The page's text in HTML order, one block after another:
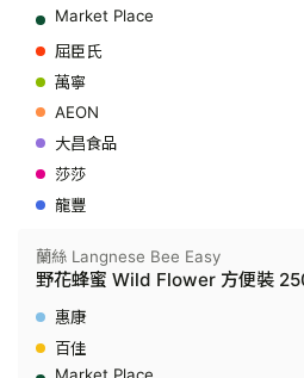
蘭絲 Langnese Bee Easy
野花蜂蜜 Wild Flower 方便裝